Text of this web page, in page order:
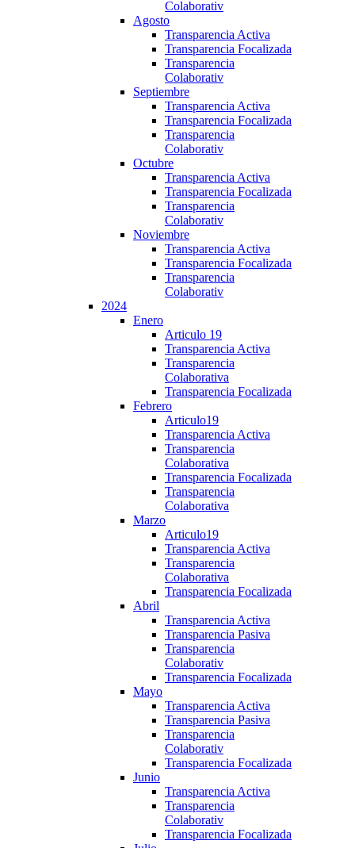
Colaborativ
Agosto
Transparencia Activa
Transparencia Focalizada
Transparencia
Colaborativ
Septiembre
Transparencia Activa
Transparencia Focalizada
Transparencia
Colaborativ
Octubre
Transparencia Activa
Transparencia Focalizada
Transparencia
Colaborativ
Noviembre
Transparencia Activa
Transparencia Focalizada
Transparencia
Colaborativ
2024
Enero
Articulo 19
Transparencia Activa
Transparencia
Colaborativa
Transparencia Focalizada
Febrero
Articulo19
Transparencia Activa
Transparencia
Colaborativa
Transparencia Focalizada
Transparencia
Colaborativa
Marzo
Articulo19
Transparencia Activa
Transparencia
Colaborativa
Transparencia Focalizada
Abril
Transparencia Activa
Transparencia Pasiva
Transparencia
Colaborativ
Transparencia Focalizada
Mayo
Transparencia Activa
Transparencia Pasiva
Transparencia
Colaborativ
Transparencia Focalizada
Junio
Transparencia Activa
Transparencia
Colaborativ
Transparencia Focalizada